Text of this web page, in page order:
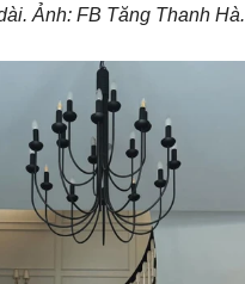
Ảnh: FB Tăng Thanh Hà.